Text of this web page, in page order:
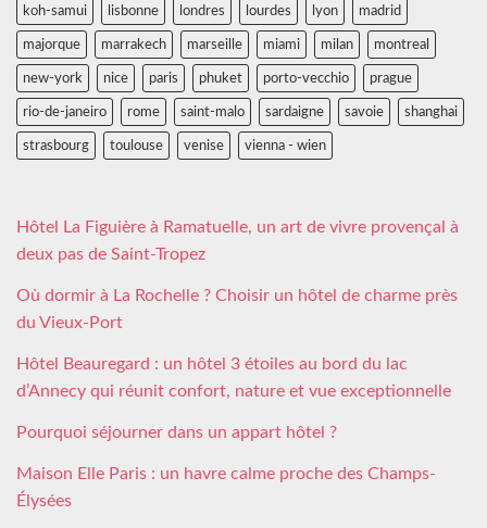
koh-samui lisbonne londres lourdes lyon madrid
majorque marrakech marseille miami milan montreal
new-york nice paris phuket porto-vecchio prague
rio-de-janeiro rome saint-malo sardaigne savoie shanghai
strasbourg toulouse venise vienna - wien
Hôtel La Figuière à Ramatuelle, un art de vivre provençal à
deux pas de Saint-Tropez
Où dormir à La Rochelle ? Choisir un hôtel de charme près
du Vieux-Port
Hôtel Beauregard : un hôtel 3 étoiles au bord du lac
d’Annecy qui réunit confort, nature et vue exceptionnelle
Pourquoi séjourner dans un appart hôtel ?
Maison Elle Paris : un havre calme proche des Champs-
Élysées